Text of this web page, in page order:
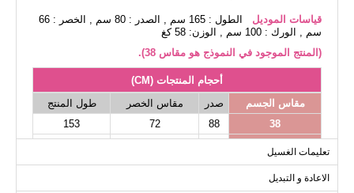
قياسات الموديل
الطول : 165 سم , الصدر : 80 سم , الخصر : 66
سم , الورك : 100 سم , الوزن: 58 كغ
(المنتج الموجود في النموذج هو مقاس 38).
أحجام المنتجات (CM)
مقاس الجسم
صدر مقاس الخصر
طول المنتج
38
88
72
153
42
96
78
153
44
تعليمات الغسيل
الاعادة و التبديل